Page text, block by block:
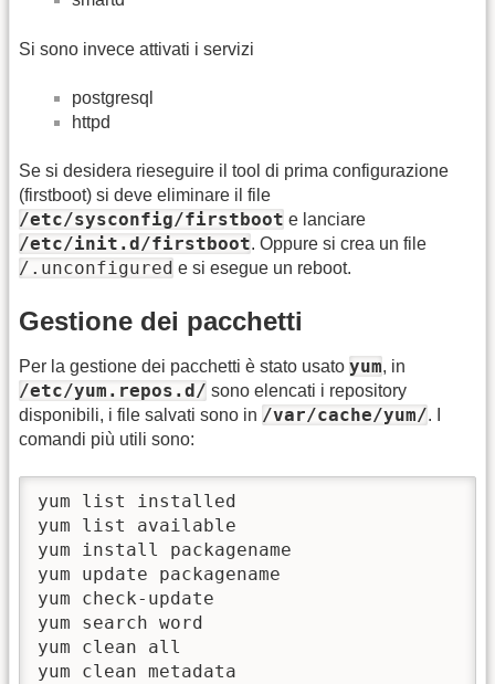
Si sono invece attivati i servizi
postgresql
httpd
Se si desidera rieseguire il tool di prima configurazione
(firstboot) si deve eliminare il file
/etc/sysconfig/firstboot e lanciare
/etc/init.d/firstboot. Oppure si crea un file
/.unconfigured e si esegue un reboot.
Gestione dei pacchetti
Per la gestione dei pacchetti è stato usato yum, in
/etc/yum.repos.d/ sono elencati i repository
disponibili, i file salvati sono in /var/cache/yum/. I
comandi più utili sono:
yum list installed
yum list available
yum install packagename
yum update packagename
yum check-update
yum search word
yum clean all
yum clean metadata